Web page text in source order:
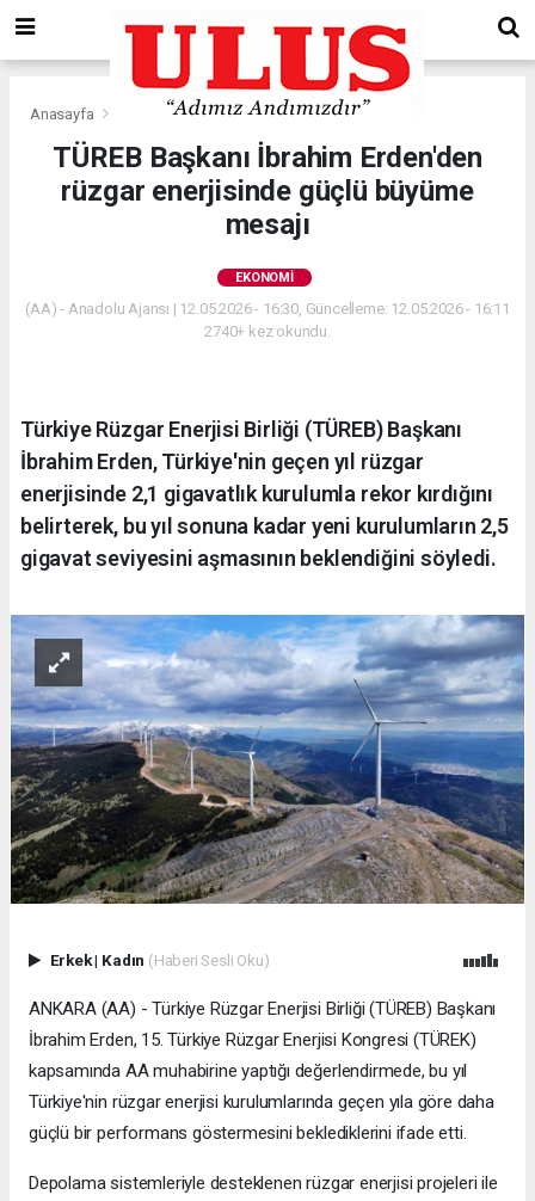
Anasayfa Ekonomi
TÜREB Başkanı İbrahim Erden'den
rüzgar enerjisinde güçlü büyüme
mesajı
EKONOMI
(AA) - Anadolu Ajansı | 12.05.2026 - 16:30, Güncelleme: 12.05.2026 - 16:11
2740+ kez okundu.
Türkiye Rüzgar Enerjisi Birliği (TÜREB) Başkanı
İbrahim Erden, Türkiye'nin geçen yıl rüzgar
enerjisinde 2,1 gigavatlık kurulumla rekor kırdığını
belirterek, bu yıl sonuna kadar yeni kurulumların 2,5
gigavat seviyesini aşmasının beklendiğini söyledi.
Erkek| Kadın (Haberi Sesli Oku)
ANKARA (AA) - Türkiye Rüzgar Enerjisi Birliği (TÜREB) Başkanı
İbrahim Erden, 15. Türkiye Rüzgar Enerjisi Kongresi (TÜREK)
kapsamında AA muhabirine yaptığı değerlendirmede, bu yıl
Türkiye'nin rüzgar enerjisi kurulumlarında geçen yıla göre daha
güçlü bir performans göstermesini beklediklerini ifade etti.
Depolama sistemleriyle desteklenen rüzgar enerjisi projeleri ile